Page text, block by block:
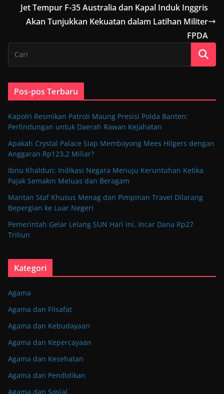
Jet Tempur F-35 Australia dan Kapal Induk Inggris
Akan Tunjukkan Kekuatan dalam Latihan Militer
FPDA
Pos-pos Terbaru
Kapolri Resmikan Patroli Maung Presisi Polda Banten:
Perlindungan untuk Daerah Rawan Kejahatan
Apakah Crystal Palace Siap Memboyong Mees Hilgers dengan
Anggaran Rp123,2 Miliar?
Ibnu Khaldun: Indikasi Negara Menuju Keruntuhan Ketika
Pajak Semakin Meluas dan Beragam
Mantan Staf Khusus Menag dan Pimpinan Travel Dilarang
Bepergian ke Luar Negeri
Pemerintah Gelar Lelang SUN Hari Ini, Incar Dana Rp27
Triliun
Kategori
Agama
Agama dan Filsafat
Agama dan Kebudayaan
Agama dan Kepercayaan
Agama dan Kesehatan
Agama dan Pendidikan
Agama dan Sosial